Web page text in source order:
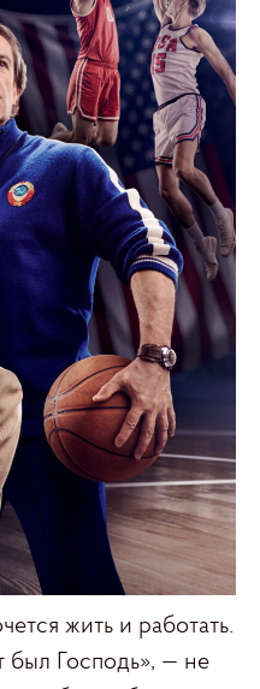
жить и работать.
был Господь», — не